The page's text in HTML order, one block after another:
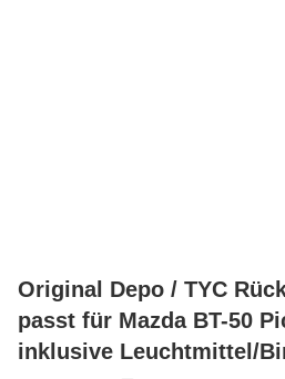
Original Depo / TYC
passt für Mazda BT-50
inklusive Leuchtmittel/